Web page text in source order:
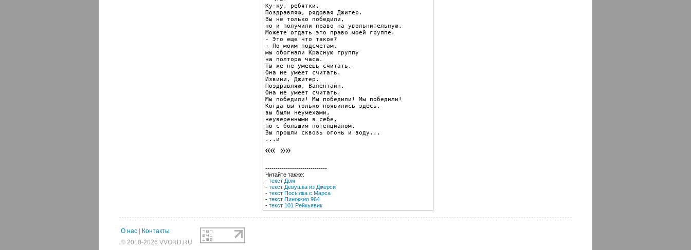
Ку-ку, ребятки.
Поздравляю, рядовая Джитер.
Вы не только победили,
но и получили право на увольнительную.
Можете отдать это право моей группе.
- Это еще что такое?
- По моим подсчетам,
мы обогнали Красную группу
на полтора часа.
Ты же не умеешь считать.
Она не умеет считать.
Извини, Джитер.
Поздравляю, Валентайн.
Она не умеет считать.
Мы победили! Мы победили! Мы победили!
Когда вы только появились здесь,
вы были неумехами,
неуверенными в себе,
но с большим потенциалом.
Вы прошли сквозь огонь и воду...
...и
------------------------------
Читайте также:
- текст Дом
- текст Девушка из Джерси
- текст Посылка с Марса
- текст Пиноккио 964
- текст 101 Рейкьявик
О нас
Контакты
© 2010-2026 VVORD.RU